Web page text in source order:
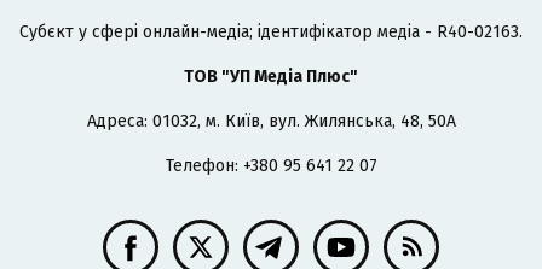
Cубєкт у сфері онлайн-медіа; ідентифікатор медіа - R40-02163.
ТОВ "УП Медіа Плюс"
Адреса: 01032, м. Київ, вул. Жилянська, 48, 50А
Телефон: +380 95 641 22 07